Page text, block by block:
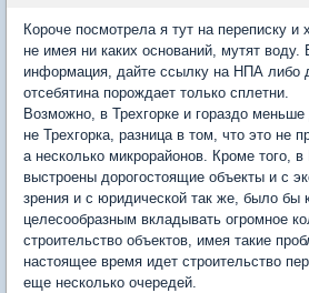
Короче посмотрела я тут на переписку и
не имея ни каких оснований, мутят воду.
информация, дайте ссылку на НПА либо
отсебятина порождает только сплетни.
Возможно, в Трехгорке и гораздо
не Трехгорка, разница в том, что это не
а несколько микрорайонов. Кроме того, в
выстроены дорогостоящие объекты и с
зрения и с юридической так же, было бы
целесообразным вкладывать огромное
строительство объектов, имея такие
настоящее время идет строительство
еще несколько очередей.